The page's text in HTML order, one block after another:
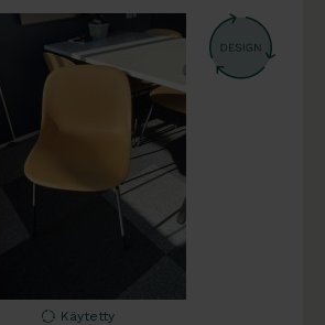
Käytetty